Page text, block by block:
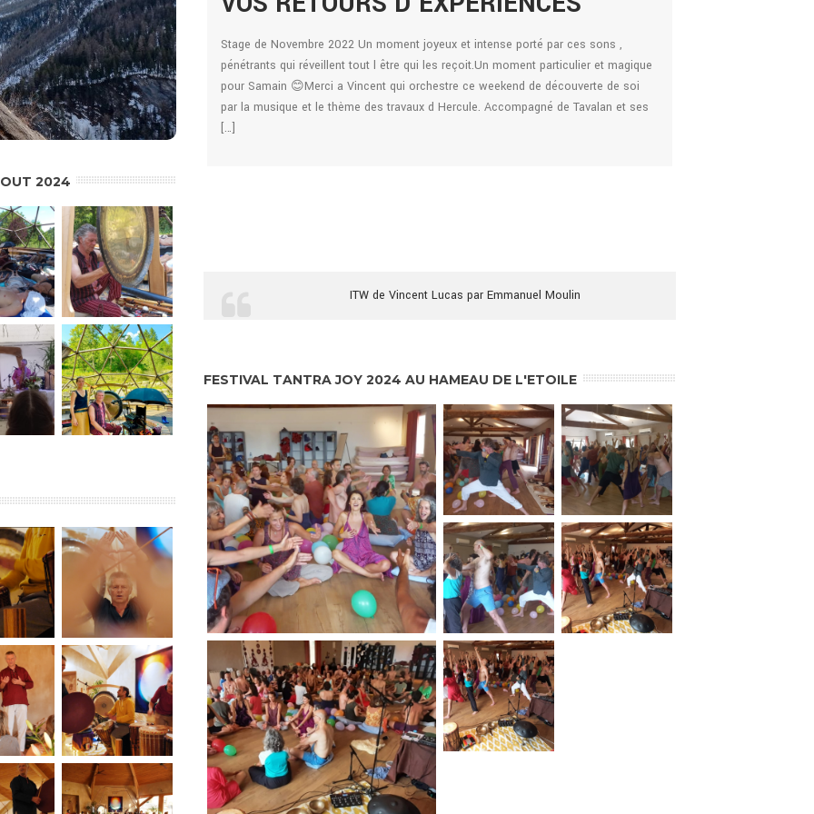
pour apprécier ce
pour la suite
2024
intense porté par ces sons ,
moment particulier et magique
weekend de découverte de soi
Accompagné de Tavalan et ses
Stage de Novembre 2022 Un moment joyeux et intense porté par ces sons ,
pénétrants qui réveillent tout l être qui les reçoit.Un moment particulier et magique
pour Samain 😊Merci a Vincent qui orchestre ce weekend de découverte de soi
par la musique et le thème des travaux d Hercule. Accompagné de Tavalan et ses
[…]
ITW de Vincent Lucas par Emmanuel Moulin
FESTIVAL TANTRA JOY 2024 AU HAMEAU DE L'ETOILE